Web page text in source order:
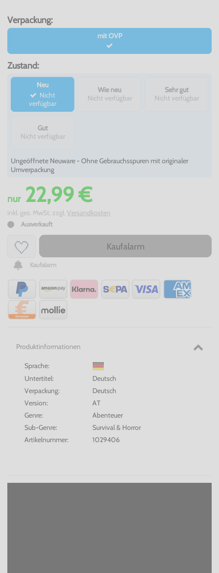
Verpackung:
mit OVP
Zustand:
Neu
verfügbar
Wie neu
Nicht verfügbar
Sehr gut
Nicht verfügbar
Gut
Nicht verfügbar
Ungeöffnete Neuware - Ohne Gebrauchsspuren mit originaler
Umverpackung
nur22,99 €
inkl. ges. MwSt. zzgl. Versandkosten
Ausverkauft
Kaufalarm
Kaufalarm
Produktinformationen
Sprache:
Untertitel:
Deutsch
Verpackung:
Deutsch
Version:
AT
Genre:
Abenteuer
Sub-Genre:
Survival & Horror
Artikelnummer:
1029406